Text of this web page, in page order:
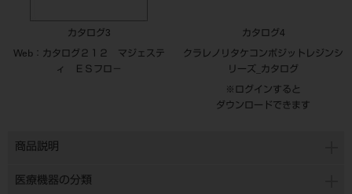
カタログ3
Web：カタログ２１２ マジェステ
ィ ＥＳフロ－
カタログ4
クラレノリタケコンポジットレジンシ
リーズ_カタログ
※ログインすると
ダウンロードできます
商品説明
医療機器の分類